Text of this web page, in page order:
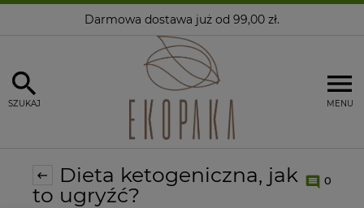
Darmowa dostawa już od 99,00 zł.
MENU
SZUKAJ
Dieta ketogeniczna, jak
to ugryźć?
0